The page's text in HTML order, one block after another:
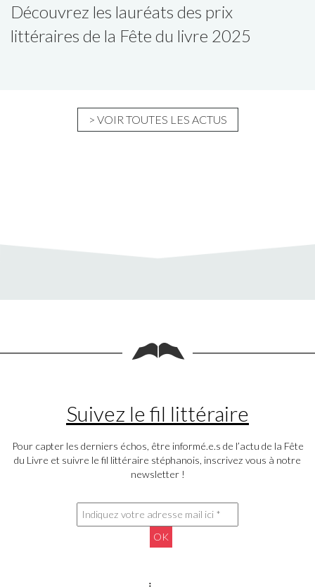
Découvrez les lauréats des prix
littéraires de la Fête du livre 2025
> VOIR TOUTES LES ACTUS
Suivez le fil littéraire
Pour capter les derniers échos, être informé.e.s de l’actu de la Fête
du Livre et suivre le fil littéraire stéphanois, inscrivez vous à notre
newsletter !